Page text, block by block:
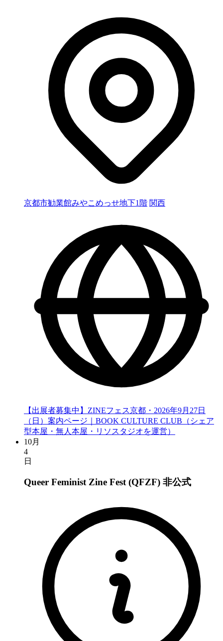
京都市勧業館みやこめっせ地下1階 関西
【出展者募集中】ZINEフェス京都・2026年9月27日
（日）案内ページ｜BOOK CULTURE CLUB（シェア
型本屋・無人本屋・リソスタジオを運営）
10月
4
日
Queer Feminist Zine Fest (QFZF) 非公式